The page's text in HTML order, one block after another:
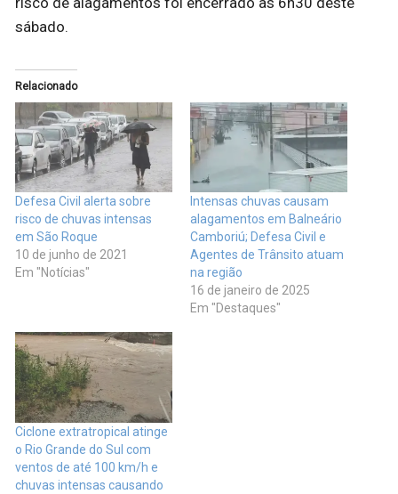
sábado.
Relacionado
Defesa Civil alerta sobre
risco de chuvas intensas
em São Roque
10 de junho de 2021
Em "Notícias"
Intensas chuvas causam
alagamentos em Balneário
Camboriú; Defesa Civil e
Agentes de Trânsito atuam
na região
16 de janeiro de 2025
Em "Destaques"
Ciclone extratropical atinge
o Rio Grande do Sul com
ventos de até 100 km/h e
chuvas intensas causando